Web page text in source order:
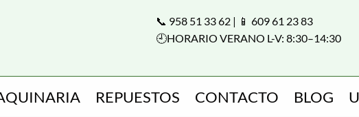
📞 958 51 33 62 | 📱 609 61 23 83
🕘HORARIO VERANO L-V: 8:30–14:30
REPUESTOS CONTACTO BLOG